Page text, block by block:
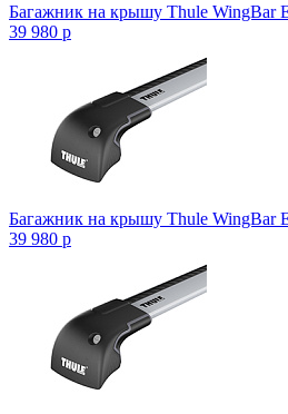
Багажник на крышу Thule WingBar
39 980 p
Багажник на крышу Thule WingBar
39 980 p